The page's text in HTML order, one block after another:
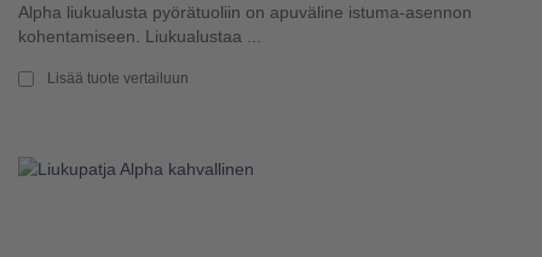
Alpha liukualusta pyörätuoliin on apuväline istuma-asennon
kohentamiseen. Liukualustaa ...
Lisää tuote vertailuun